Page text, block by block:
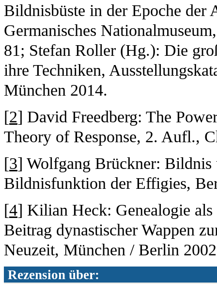
Bildnisbüste in der Epoche der
Germanisches
81; Stefan Roller (Hg.): Die
ihre Techniken,
München 2014.
[2] David Freedberg: The
Theory of Response, 2. Aufl.,
[3] Wolfgang Brückner: Bildnis
Bildnisfunktion der Effigies,
[4] Kilian Heck: Genealogie
Beitrag dynastischer Wappen
Neuzeit, München / Berlin
Rezension über: